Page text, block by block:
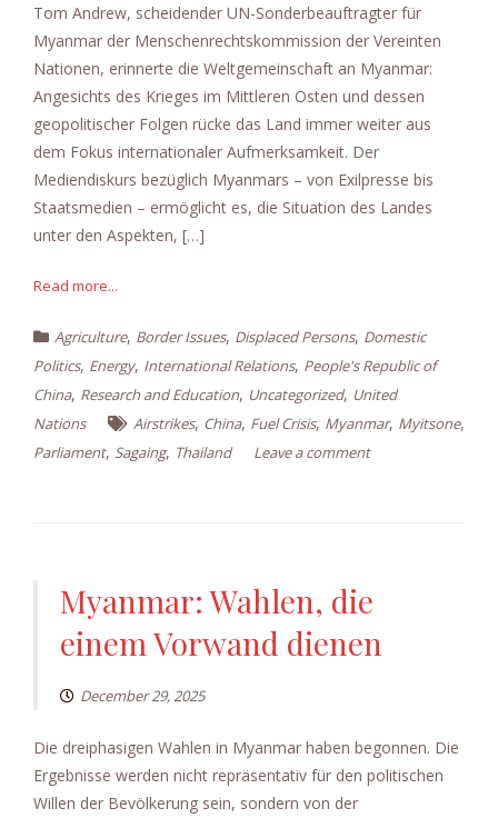
Tom Andrew, scheidender UN-Sonderbeauftragter für
Myanmar der Menschenrechtskommission der Vereinten
Nationen, erinnerte die Weltgemeinschaft an Myanmar:
Angesichts des Krieges im Mittleren Osten und dessen
geopolitischer Folgen rücke das Land immer weiter aus
dem Fokus internationaler Aufmerksamkeit. Der
Mediendiskurs bezüglich Myanmars – von Exilpresse bis
Staatsmedien – ermöglicht es, die Situation des Landes
unter den Aspekten, […]
Read more...
Agriculture, Border Issues, Displaced Persons, Domestic
Politics, Energy, International Relations, People's Republic of
China, Research and Education, Uncategorized, United
Nations
Airstrikes, China, Fuel Crisis, Myanmar, Myitsone,
Parliament, Sagaing, Thailand Leave a comment
Myanmar: Wahlen, die
einem Vorwand dienen
December 29, 2025
Die dreiphasigen Wahlen in Myanmar haben begonnen. Die
Ergebnisse werden nicht repräsentativ für den politischen
Willen der Bevölkerung sein, sondern von der